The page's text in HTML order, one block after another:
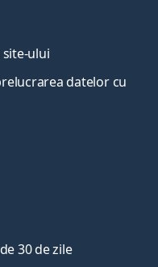
ului
datelor cu
30 de zile